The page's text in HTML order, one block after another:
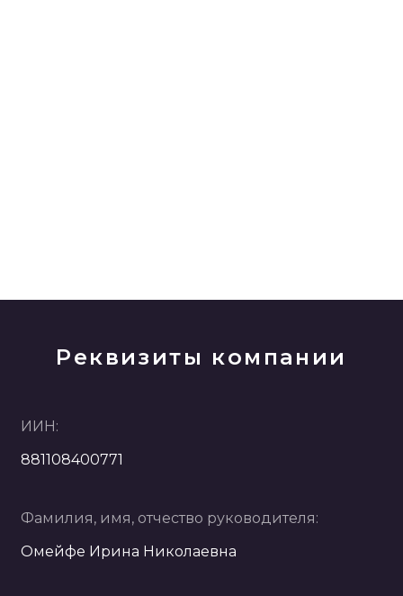
Реквизиты компании
ИИН:
881108400771
Фамилия, имя, отчество руководителя:
Омейфе Ирина Николаевна